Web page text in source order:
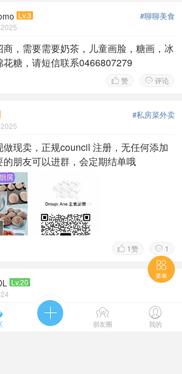
#聊聊美食
Lv.3
商，需要需要奶茶，儿童画脸，糖画，冰
花糖，请短信联系0466807279
 评论
 赞
#私房菜外卖
做现卖，正规council 注册，无任何添加
的朋友可以进群，会定期结单哦
 1
 1赞
Lv.20
库招租，一件代发业务火爆招募中！
的仓储空间来支持您的红葡萄酒一件代发业务

菜单
 
朋友圈

我的